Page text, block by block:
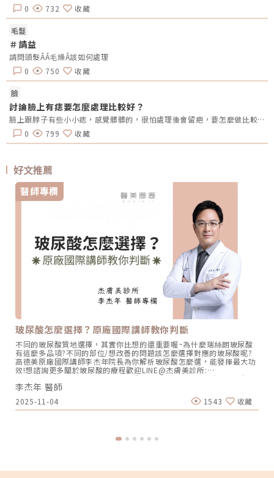
0
732 收藏
毛髮
＃請益
請問頭髮ÂÂ毛燥Â該如何處理
0
750 收藏
臉
討論臉上有痣要怎麼處理比較好？
臉上跟脖子有些小小痣，感覺髒髒的，很怕處理後會留疤，要怎麼做比較好？
0
799 收藏
好文推薦
醫師專欄
玻尿酸怎麼選擇？原廠國際講師教你判斷
不同的玻尿酸質地選擇，其實你比想的還重要喔~為什麼瑞絲朗玻尿酸
有這麼多品項?不同的部位/想改善的問題該怎麼選擇對應的玻尿酸呢?
高德美原廠國際講師李杰年院長為你解析玻尿酸怎麼選，能發揮最大功
效!想諮詢更多關於玻尿酸的療程歡迎LINE@杰膚美診所:
https://page.line.me/xhc2941b重點摘要：00:11 玻尿酸作用介紹
00:47 玻尿酸分為三大類型02:09 迷思一、玻尿酸打哪裡都可以？
02:36 迷思二、打完下巴蘋果肌看起來怪怪的？03:30 迷思三、臉部鬆
弛只能做拉皮嗎？05:00 總結LINE官方帳號一對一咨詢👉
https://reurl.cc/x3EQZN歡迎訂閱我的頻道👉
李杰年醫師FB👉https://reurl.cc/Mzk0nm杰膚美診所地址：104台北
李杰年 醫師
2025-11-04 1543 收藏